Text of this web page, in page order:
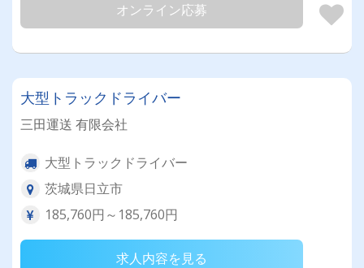
オンライン応募
大型トラックドライバー
三田運送 有限会社
大型トラックドライバー
茨城県日立市
185,760円～185,760円
求人内容を見る